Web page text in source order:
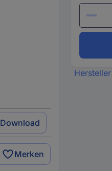
Download
Merken